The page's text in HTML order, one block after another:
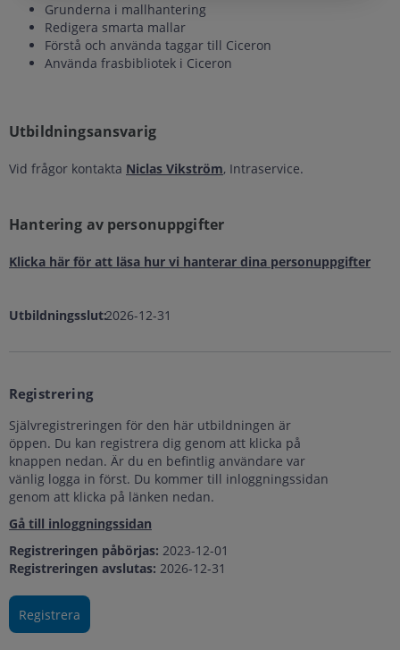
Grunderna i mallhantering
Redigera smarta mallar
Förstå och använda taggar till Ciceron
Använda frasbibliotek i Ciceron
Utbildningsansvarig
Vid frågor kontakta Niclas Vikström, Intraservice.
Hantering av personuppgifter
Klicka här för att läsa hur vi hanterar dina personuppgifter
Utbildningsslut:2026-12-31
Registrering
Självregistreringen för den här utbildningen är
öppen. Du kan registrera dig genom att klicka på
knappen nedan. Är du en befintlig användare var
vänlig logga in först. Du kommer till inloggningssidan
genom att klicka på länken nedan.
Gå till inloggningssidan
Registreringen påbörjas: 2023-12-01
Registreringen avslutas: 2026-12-31